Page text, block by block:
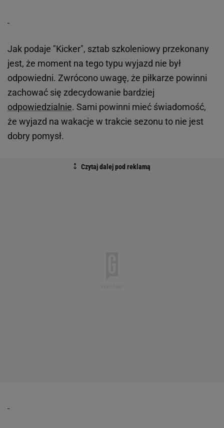
Jak podaje "Kicker", sztab szkoleniowy przekonany
jest, że moment na tego typu wyjazd nie był
odpowiedni. Zwrócono uwagę, że piłkarze powinni
zachować się zdecydowanie bardziej
odpowiedzialnie. Sami powinni mieć świadomość,
że wyjazd na wakacje w trakcie sezonu to nie jest
dobry pomysł.